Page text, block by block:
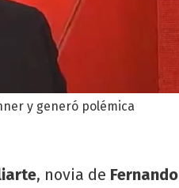
y generó polémica
, novia de Fernando